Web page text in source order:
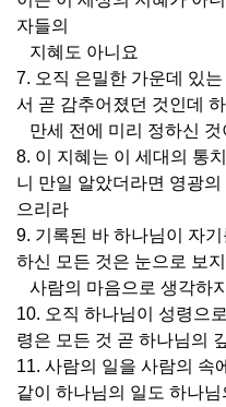
자들의
지혜도 아니요
7. 오직 은밀한 가운데 있
서 곧 감추어졌던 것인데
만세 전에 미리 정하신 것
8. 이 지혜는 이 세대의 통
니 만일 알았더라면 영광
으리라
9. 기록된 바 하나님이 자
하신 모든 것은 눈으로 보
사람의 마음으로 생각하
10. 오직 하나님이 성령으
령은 모든 것 곧 하나님의
11. 사람의 일을 사람의 속
같이 하나님의 일도 하나